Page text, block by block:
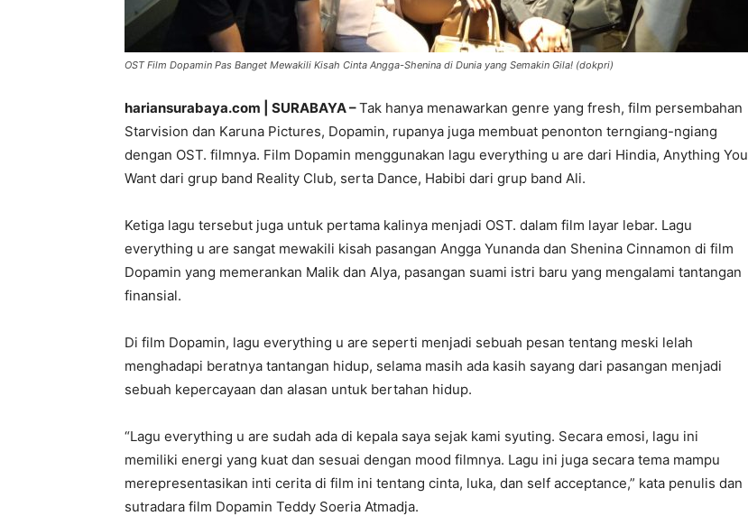
OST Film Dopamin Pas Banget Mewakili Kisah Cinta Angga-Shenina di Dunia yang Semakin Gila! (dokpri)
hariansurabaya.com | SURABAYA –Tak hanya menawarkan genre yang fresh, film persembahan
Starvision dan Karuna Pictures, Dopamin, rupanya juga membuat penonton terngiang-ngiang
dengan OST. filmnya. Film Dopamin menggunakan lagu everything u are dari Hindia, Anything You
Want dari grup band Reality Club, serta Dance, Habibi dari grup band Ali.
Ketiga lagu tersebut juga untuk pertama kalinya menjadi OST. dalam film layar lebar. Lagu
everything u are sangat mewakili kisah pasangan Angga Yunanda dan Shenina Cinnamon di film
Dopamin yang memerankan Malik dan Alya, pasangan suami istri baru yang mengalami tantangan
finansial.
Di film Dopamin, lagu everything u are seperti menjadi sebuah pesan tentang meski lelah
menghadapi beratnya tantangan hidup, selama masih ada kasih sayang dari pasangan menjadi
sebuah kepercayaan dan alasan untuk bertahan hidup.
“Lagu everything u are sudah ada di kepala saya sejak kami syuting. Secara emosi, lagu ini
memiliki energi yang kuat dan sesuai dengan mood filmnya. Lagu ini juga secara tema mampu
merepresentasikan inti cerita di film ini tentang cinta, luka, dan self acceptance,” kata penulis dan
sutradara film Dopamin Teddy Soeria Atmadja.